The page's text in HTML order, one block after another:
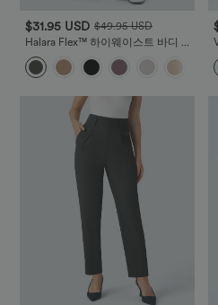
$31.95 USD $49.95 USD
Halara Flex™ 하이웨이스트 바디 스
컬프트 허리 슬리밍 옆주머니 와이
드 마이크로 와플 워크룩 팬츠